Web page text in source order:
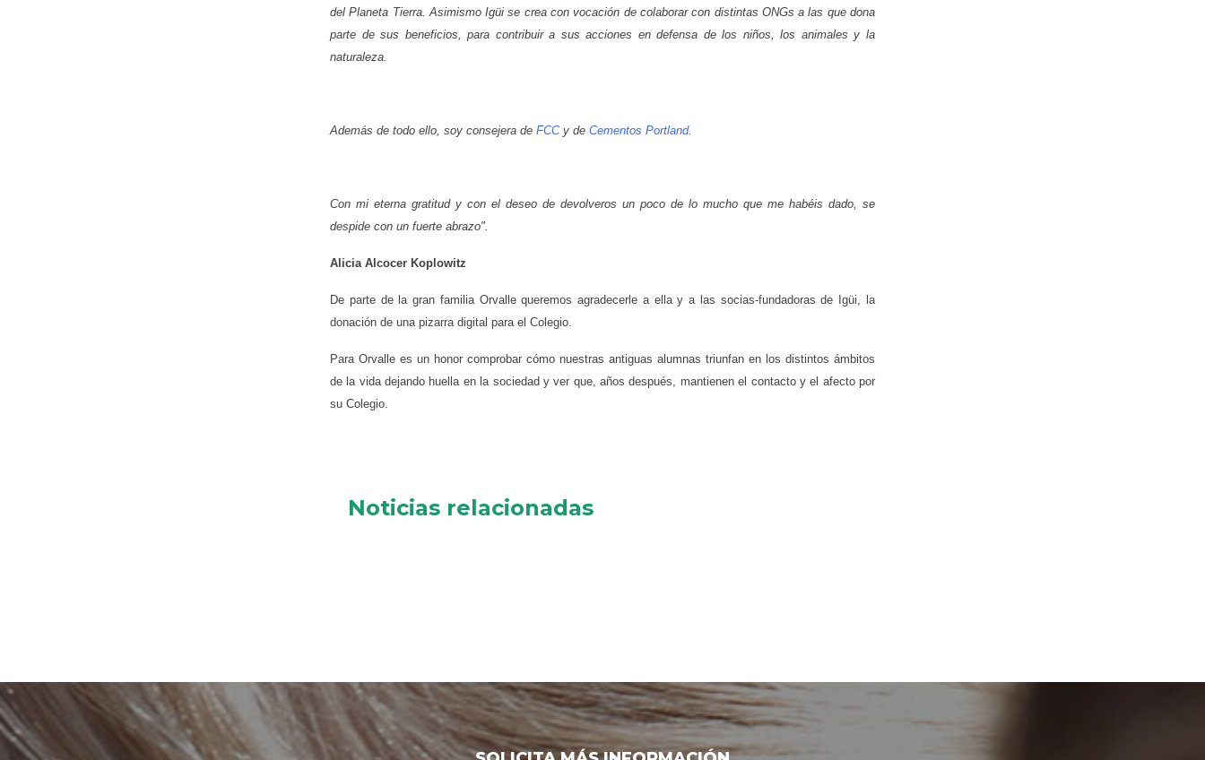
del Planeta Tierra. Asimismo Igüi se crea con vocación de colaborar con distintas ONGs a las que dona
parte de sus beneficios, para contribuir a sus acciones en defensa de los niños, los animales y la
naturaleza.
Además de todo ello, soy consejera de FCCy de Cementos Portland.
Con mi eterna gratitud y con el deseo de devolveros un poco de lo mucho que me habéis dado, se
despide con un fuerte abrazo".
Alicia Alcocer Koplowitz
De parte de la gran familia Orvalle queremos agradecerle a ella y a las socias-fundadoras de Igüi, la
donación de una pizarra digital para el Colegio.
Para Orvalle es un honor comprobar cómo nuestras antiguas alumnas triunfan en los distintos ámbitos
de la vida dejando huella en la sociedad y ver que, años después, mantienen el contacto y el afecto por
su Colegio.
Noticias relacionadas